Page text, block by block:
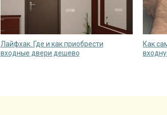
Лайфхак. Где и как приобрести
входные двери дешево
Как